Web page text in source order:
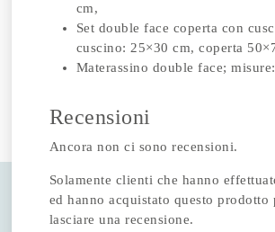
cm,
Set double face coperta con
cuscino: 25×30 cm, coperta
Materassino double face;
Recensioni
Ancora non ci sono recensioni.
Solamente clienti che hanno
ed hanno acquistato questo prodotto
lasciare una recensione.